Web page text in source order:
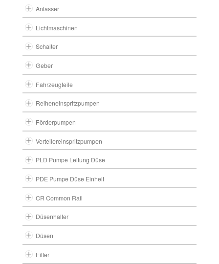
Anlasser
Lichtmaschinen
Schalter
Geber
Fahrzeugteile
Reiheneinspritzpumpen
Förderpumpen
Verteilereinspritzpumpen
PLD Pumpe Leitung Düse
PDE Pumpe Düse Einheit
CR Common Rail
Düsenhalter
Düsen
Filter